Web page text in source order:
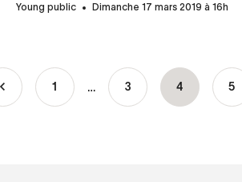
Young public
Dimanche 17 mars 2019 à 16h
Pagination
1 … Page
3 Current
4 5